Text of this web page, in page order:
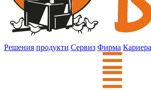
Решения продукти Сервиз Фирма Кариера